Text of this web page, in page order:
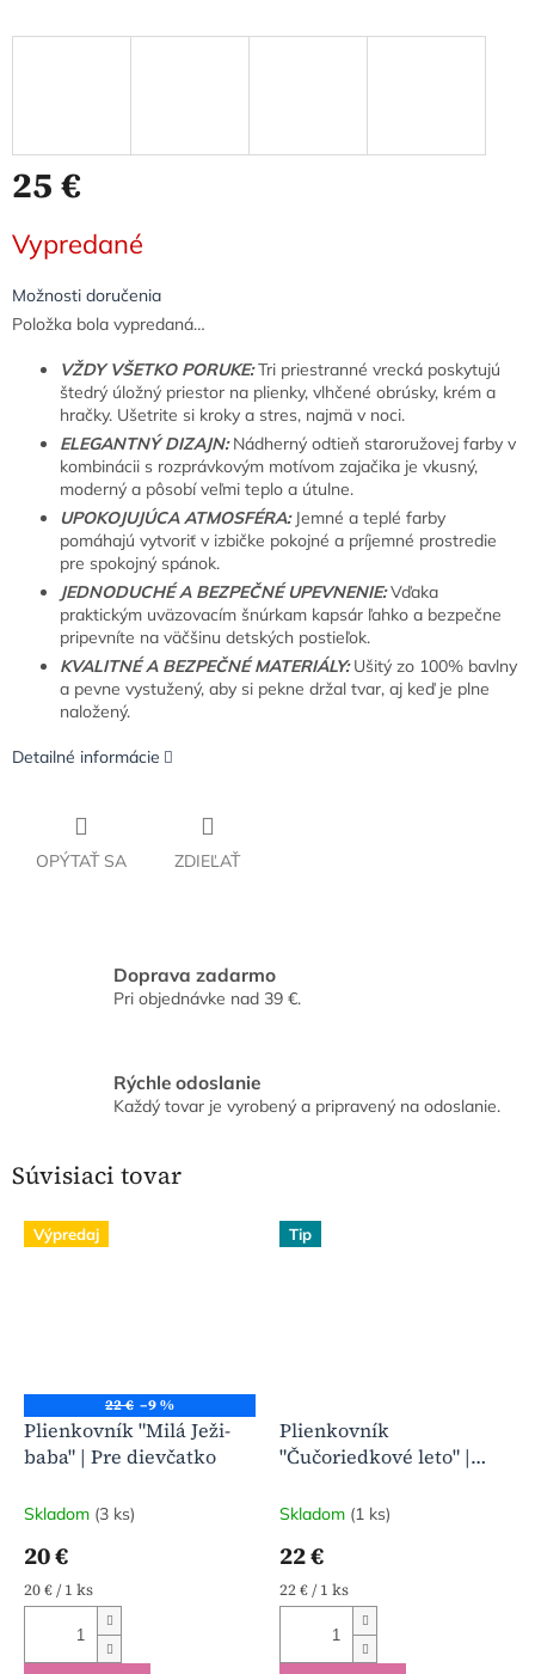
25 €
cena:
Vypredané
Možnosti doručenia
Položka bola vypredaná…
VŽDY VŠETKO PORUKE:Tri priestranné vrecká poskytujú
štedrý úložný priestor na plienky, vlhčené obrúsky, krém a
hračky. Ušetrite si kroky a stres, najmä v noci.
ELEGANTNÝ DIZAJN:Nádherný odtieň staroružovej farby v
kombinácii s rozprávkovým motívom zajačika je vkusný,
moderný a pôsobí veľmi teplo a útulne.
UPOKOJUJÚCA ATMOSFÉRA:Jemné a teplé farby
pomáhajú vytvoriť v izbičke pokojné a príjemné prostredie
pre spokojný spánok.
JEDNODUCHÉ A BEZPEČNÉ UPEVNENIE:Vďaka
praktickým uväzovacím šnúrkam kapsár ľahko a bezpečne
pripevníte na väčšinu detských postieľok.
KVALITNÉ A BEZPEČNÉ MATERIÁLY: Ušitý zo 100% bavlny
a pevne vystužený, aby si pekne držal tvar, aj keď je plne
naložený.
Detailné informácie
OPÝTAŤ SA ZDIEĽAŤ
Doprava zadarmo
Pri objednávke nad 39 €.
Rýchle odoslanie
Každý tovar je vyrobený a pripravený na odoslanie.
Súvisiaci tovar
Výpredaj
22 € –9 %
Plienkovník "Milá Ježi-
baba" | Pre dievčatko
Skladom (3 ks)
20 €
Jednotková
cena:
20 € / 1 ks
Tip
Plienkovník
"Čučoriedkové leto" |
plienky
Skladom (1 ks)
22 €
Jednotková
cena:
22 € / 1 ks